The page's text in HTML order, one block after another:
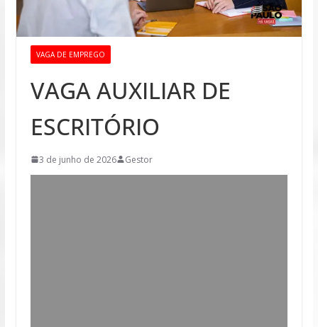
VAGA DE EMPREGO
VAGA AUXILIAR DE
ESCRITÓRIO
3 de junho de 2026 Gestor